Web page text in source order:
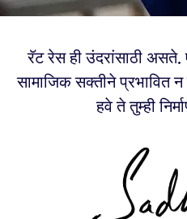
रॅट रेस ही उंदरांसाठी असते.
सामाजिक सक्तीने प्रभावित न
हवे ते तुम्ही